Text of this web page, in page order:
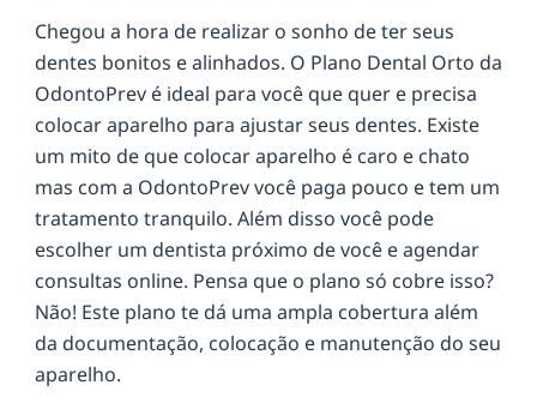
Chegou a hora de realizar o sonho de ter seus
dentes bonitos e alinhados. O Plano Dental Orto da
OdontoPrev é ideal para você que quer e precisa
colocar aparelho para ajustar seus dentes. Existe
um mito de que colocar aparelho é caro e chato
mas com a OdontoPrev você paga pouco e tem um
tratamento tranquilo. Além disso você pode
escolher um dentista próximo de você e agendar
consultas online. Pensa que o plano só cobre isso?
Não! Este plano te dá uma ampla cobertura além
da documentação, colocação e manutenção do seu
aparelho.